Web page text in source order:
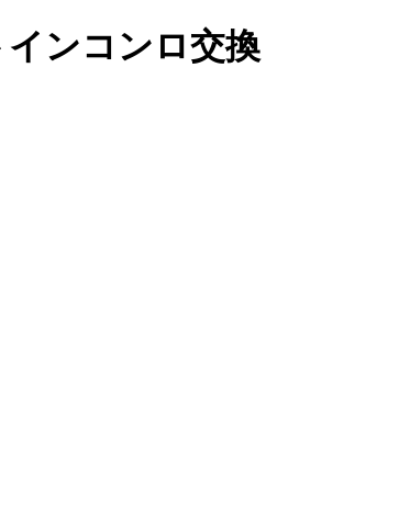
ンコンロ交換